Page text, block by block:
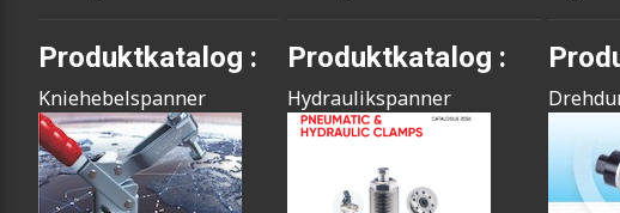
Produktkatalog :
Kniehebelspanner
Produktkatalog :
Hydraulikspanner